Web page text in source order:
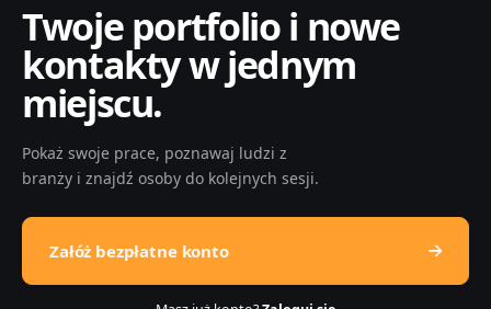
Twoje portfolio i nowe
kontakty w jednym
miejscu.
Pokaż swoje prace, poznawaj ludzi z
branży i znajdź osoby do kolejnych sesji.
Załóż bezpłatne konto